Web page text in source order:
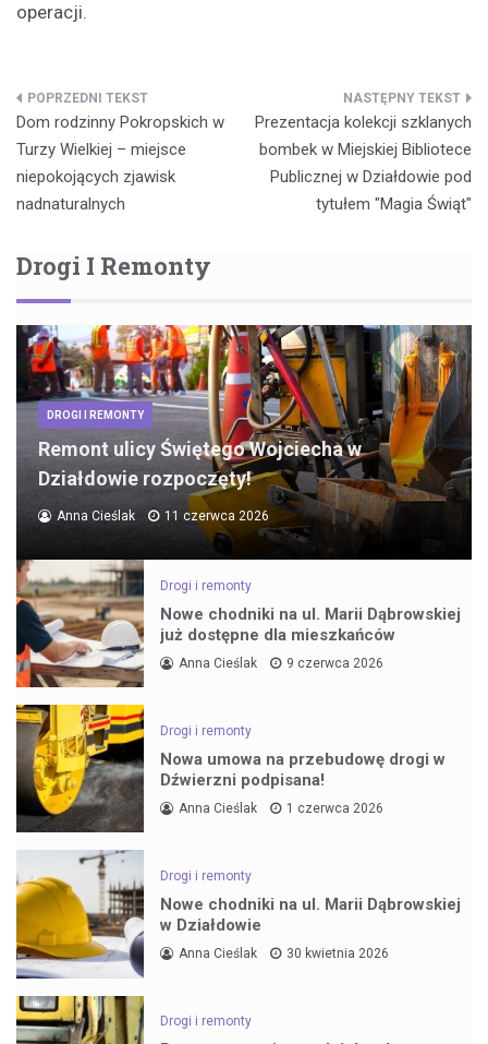
operacji.
Nawigacja
wpisu
Dom rodzinny Pokropskich w
Turzy Wielkiej – miejsce
niepokojących zjawisk
nadnaturalnych
Prezentacja kolekcji szklanych
bombek w Miejskiej Bibliotece
Publicznej w Działdowie pod
tytułem "Magia Świąt"
Drogi I Remonty
DROGI I REMONTY
Remont ulicy Świętego Wojciecha w
Działdowie rozpoczęty!
Anna Cieślak 11 czerwca 2026
Drogi i remonty
Nowe chodniki na ul. Marii Dąbrowskiej
już dostępne dla mieszkańców
Anna Cieślak 9 czerwca 2026
Drogi i remonty
Nowa umowa na przebudowę drogi w
Dźwierzni podpisana!
Anna Cieślak 1 czerwca 2026
Drogi i remonty
Nowe chodniki na ul. Marii Dąbrowskiej
w Działdowie
Anna Cieślak 30 kwietnia 2026
Drogi i remonty